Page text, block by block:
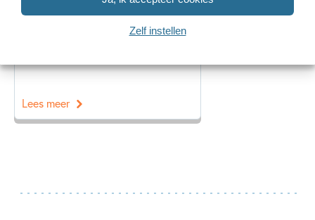
Zelf instellen
19 JULI 2023
Het Kinderpanel leest “Het
Lees meer